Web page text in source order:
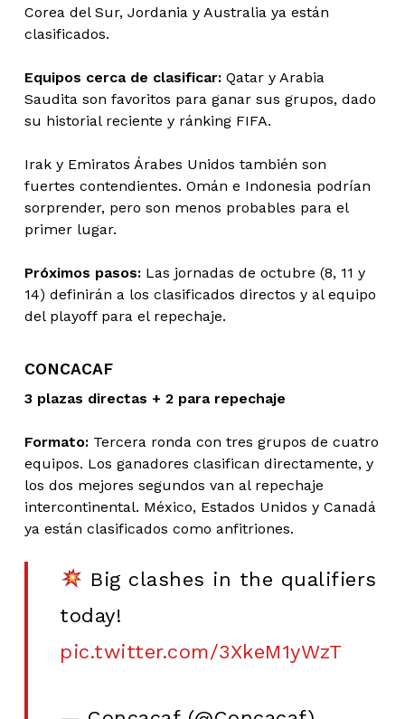
Corea del Sur, Jordania y Australia ya están
clasificados.
Equipos cerca de clasificar:Qatar y Arabia
Saudita son favoritos para ganar sus grupos, dado
su historial reciente y ránking FIFA.
Irak y Emiratos Árabes Unidos también son
fuertes contendientes. Omán e Indonesia podrían
sorprender, pero son menos probables para el
primer lugar.
Próximos pasos:Las jornadas de octubre (8, 11 y
14) definirán a los clasificados directos y al equipo
del playoff para el repechaje.
CONCACAF
3 plazas directas + 2 para repechaje
Formato:Tercera ronda con tres grupos de cuatro
equipos. Los ganadores clasifican directamente, y
los dos mejores segundos van al repechaje
intercontinental. México, Estados Unidos y Canadá
ya están clasificados como anfitriones.
Big clashes in the qualifiers
today!
pic.twitter.com/3XkeM1yWzT